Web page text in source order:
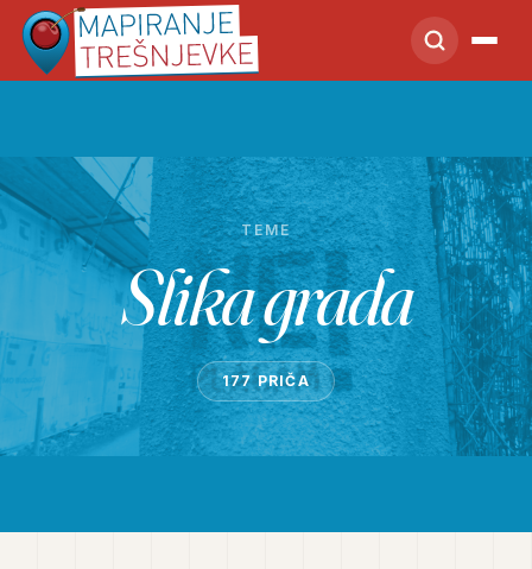
TEME
Slika grada
177 PRIČA